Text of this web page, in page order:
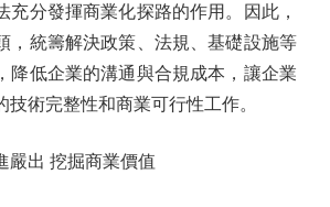
充分發揮商業化探路的作用。因此，
，統籌解決政策、法規、基礎設施等
降低企業的溝通與合規成本，讓企業
技術完整性和商業可行性工作。
出 挖掘商業價值